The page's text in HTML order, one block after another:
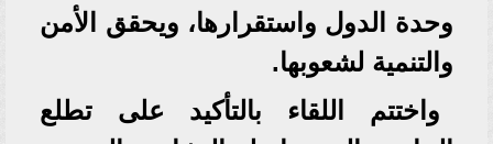
وحدة الدول واستقرارها، ويحقق الأمن
والتنمية لشعوبها.
واختتم اللقاء بالتأكيد على تطلع